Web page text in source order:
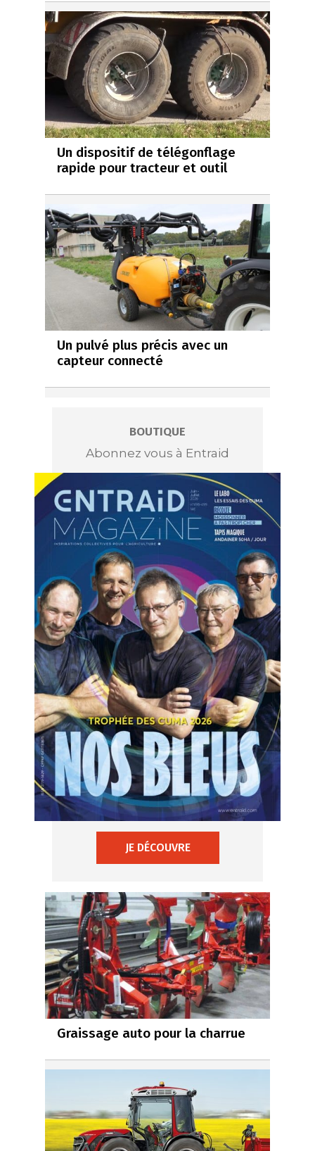
Un dispositif de télégonflage
rapide pour tracteur et outil
Un pulvé plus précis avec un
capteur connecté
BOUTIQUE
Abonnez vous à Entraid
JE DÉCOUVRE
Graissage auto pour la charrue